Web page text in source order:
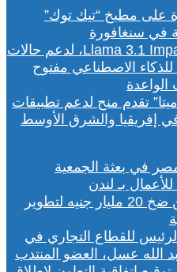
على مطبخ “تيك توك”
في سنغافورة
“ميتا” تقدم منح لدعم تطبيقات
إفريقيا والشرق الأوسط
ڤودافون مصر تعلن ضخ 20 مليار جنيه لتطوير